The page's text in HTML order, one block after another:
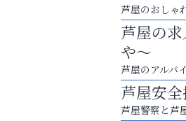
芦屋のおしゃ
芦屋の
や～
芦屋のアルバ
芦屋安
芦屋警察と芦